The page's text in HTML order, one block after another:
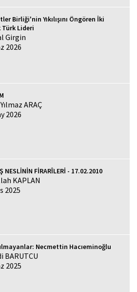
Birliği'nin Yıkılışını Öngören İki
Türk Lideri
Girgin
2026
ARAÇ
2026
NESLİNİN FİRARÎLERİ - 17.02.2010
KAPLAN
2025
Necmettin Hacıeminoğlu
BARUTCU
2025